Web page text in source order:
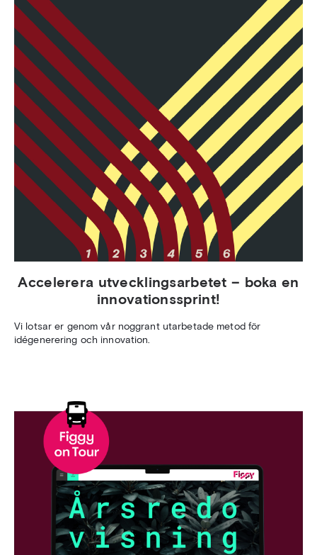
Accelerera utvecklingsarbetet – boka en
innovationssprint!
Vi lotsar er genom vår noggrant utarbetade metod för
idégenerering och innovation.